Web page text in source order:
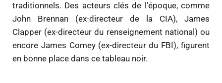
traditionnels. Des acteurs clés de l’époque, comme
John Brennan (ex-directeur de la CIA), James
Clapper (ex-directeur du renseignement national) ou
encore James Comey (ex-directeur du FBI), figurent
en bonne place dans ce tableau noir.